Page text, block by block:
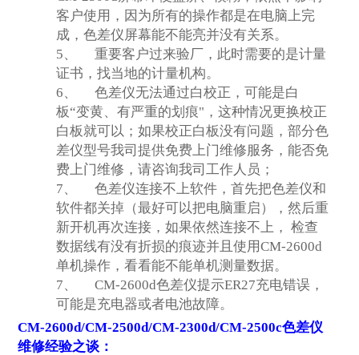
客户使用，因为所有的操作都是在电脑上完
成，色差仪屏幕能不能亮并没有关系。
5、
重要客户过来验厂，此时需要的是计量
证书，找当地的计量机构。
6、
色差仪无法通过白校正，可能是白
板“变黄、有严重的划痕"，这种情况更换校正
白板就可以；如果校正白板没有问题，部分色
差仪型号我司提供免费上门维修服务，能否免
费上门维修，请咨询我司工作人员；
7、
色差仪连接不上软件，首先把色差仪和
软件都关掉（最好可以把电脑重启），然后重
新开机再次连接，如果依然连接不上， 检查
数据线有没有折损的痕迹并且使用CM-2600d
单机操作，看看能不能单机测量数据。
7、
CM-2600d色差仪提示ER27充电错误，
可能是充电器或者电池故障。
CM-2600d/CM-2500d/CM-2300d/CM-2500c色差仪
维修经验之谈：